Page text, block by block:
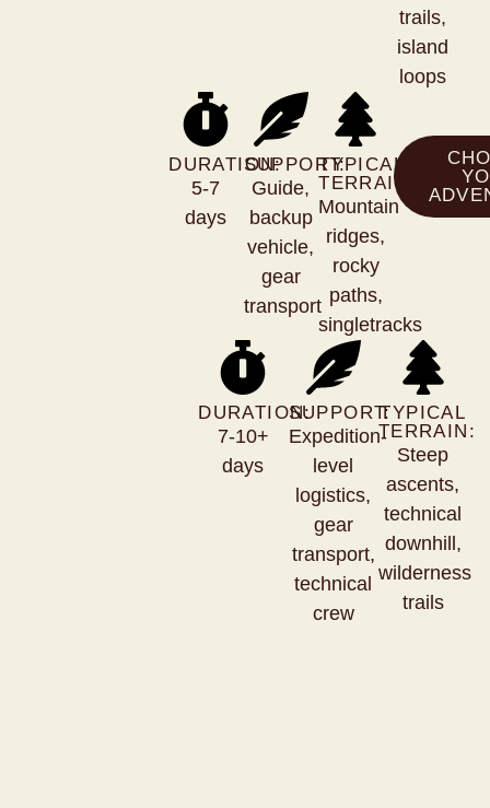
trails,
island
loops
DURATION:
5-7
days
SUPPORT:
Guide,
backup
vehicle,
gear
transport
TYPICAL
TERRAIN:
Mountain
ridges,
rocky
paths,
singletracks
DURATION:
7-10+
days
SUPPORT:
Expedition-
level
logistics,
gear
transport,
technical
crew
TYPICAL
TERRAIN:
Steep
ascents,
technical
downhill,
wilderness
trails